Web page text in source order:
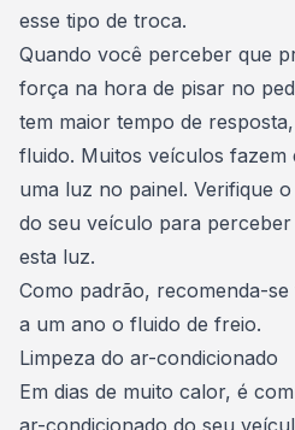
esse tipo de troca.
Quando você perceber que
força na hora de pisar no
tem maior tempo de
fluido. Muitos veículos fazem
uma luz no painel. Verifique
do seu veículo para
esta luz.
Como padrão, recomenda-
a um ano o fluido de freio.
Limpeza do ar-condicionado
Em dias de muito calor, é
ar-condicionado do seu